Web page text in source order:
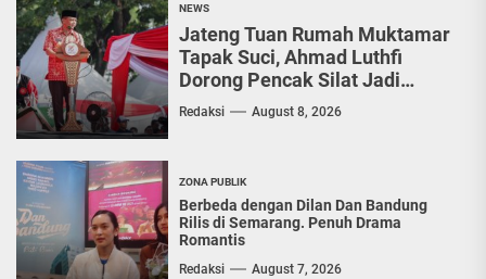
NEWS
Jateng Tuan Rumah Muktamar
Tapak Suci, Ahmad Luthfi
Dorong Pencak Silat Jadi
Penguat Persatuan Bangsa
Redaksi August 8, 2026
ZONA PUBLIK
Berbeda dengan Dilan Dan Bandung
Rilis di Semarang. Penuh Drama
Romantis
Redaksi August 7, 2026